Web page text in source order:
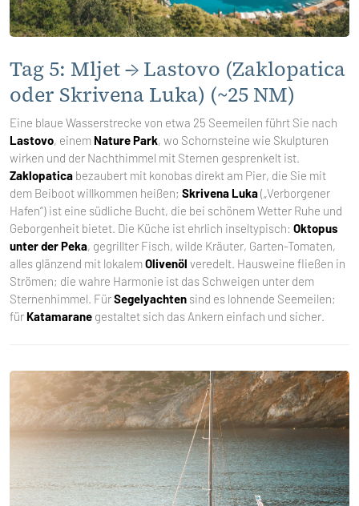
Tag 5: Mljet → Lastovo (Zaklopatica
oder Skrivena Luka) (~25 NM)
Eine blaue Wasserstrecke von etwa 25 Seemeilen führt Sie nach
Lastovo, einem Nature Park, wo Schornsteine wie Skulpturen
wirken und der Nachthimmel mit Sternen gesprenkelt ist.
Zaklopatica bezaubert mit konobas direkt am Pier, die Sie mit
dem Beiboot willkommen heißen; Skrivena Luka(„Verborgener
Hafen“) ist eine südliche Bucht, die bei schönem Wetter Ruhe und
Geborgenheit bietet. Die Küche ist ehrlich inseltypisch: Oktopus
unter der Peka, gegrillter Fisch, wilde Kräuter, Garten-Tomaten,
alles glänzend mit lokalemOlivenöl veredelt. Hausweine fließen in
Strömen; die wahre Harmonie ist das Schweigen unter dem
Sternenhimmel. FürSegelyachten sind es lohnende Seemeilen;
für Katamarane gestaltet sich das Ankern einfach und sicher.